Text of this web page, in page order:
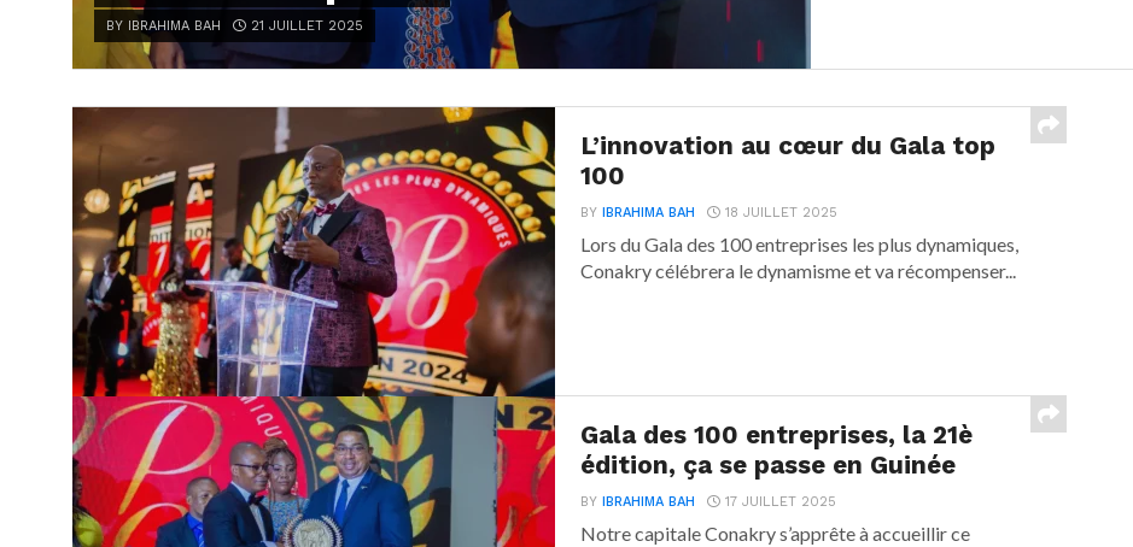
BY IBRAHIMA BAH 21 JUILLET 2025
L’innovation au cœur du Gala top
100
BY IBRAHIMA BAH 18 JUILLET 2025
Lors du Gala des 100 entreprises les plus dynamiques,
Conakry célébrera le dynamisme et va récompenser...
Gala des 100 entreprises, la 21è
édition, ça se passe en Guinée
BY IBRAHIMA BAH 17 JUILLET 2025
Notre capitale Conakry s’apprête à accueillir ce